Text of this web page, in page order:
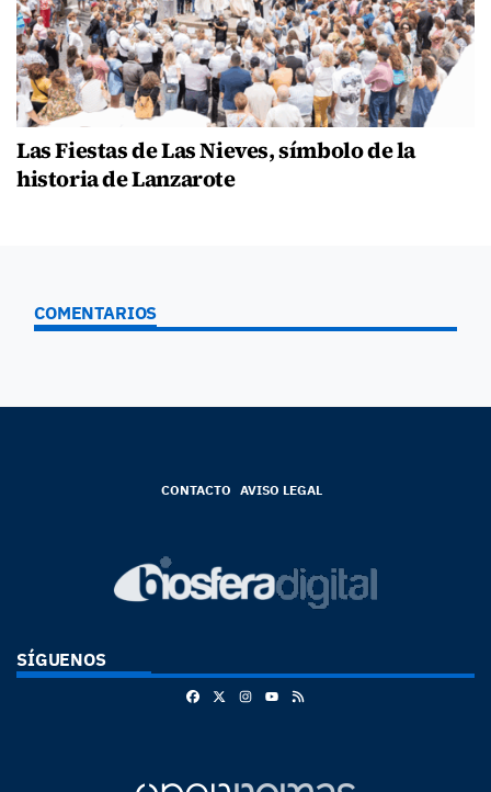
Las Fiestas de Las Nieves, símbolo de la
historia de Lanzarote
COMENTARIOS
CONTACTO AVISO LEGAL
SÍGUENOS
FacebookInstagram